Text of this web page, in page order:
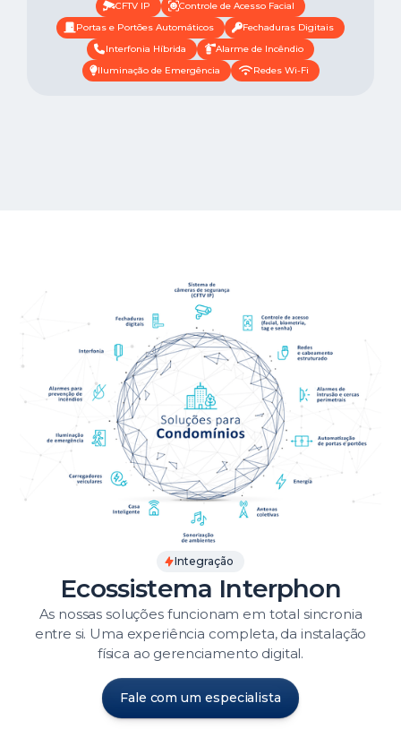
CFTV IP
Controle de Acesso Facial
Portas e Portões Automáticos
Fechaduras Digitais
Interfonia Híbrida
Alarme de Incêndio
Iluminação de Emergência
Redes Wi-Fi
Integração
Ecossistema Interphon
As nossas soluções funcionam em total sincronia
entre si. Uma experiência completa, da instalação
física ao gerenciamento digital.
Fale com um especialista